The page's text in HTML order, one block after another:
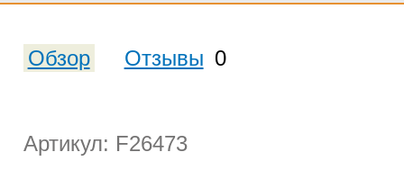
Обзор Отзывы 0
Артикул: F26473